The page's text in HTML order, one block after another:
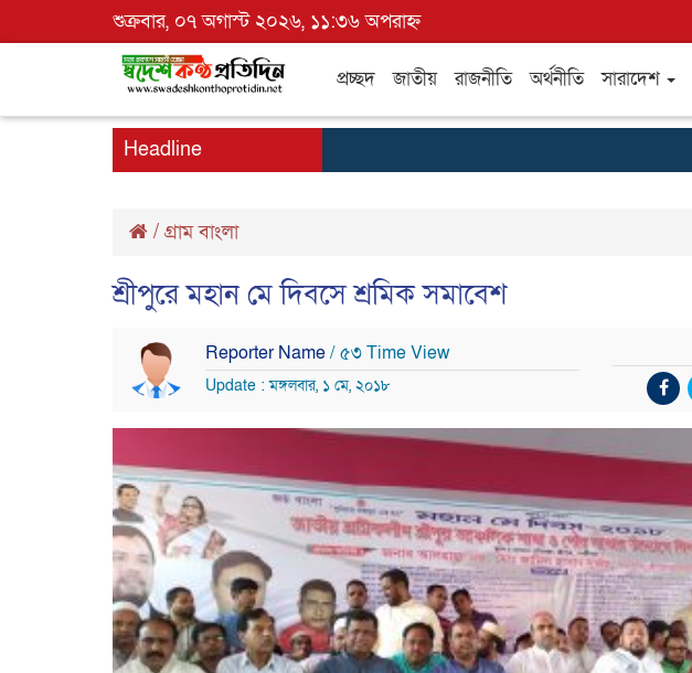
শুক্রবার, ০৭ অগাস্ট ২০২৬, ১১:৩৬ অপরাহ্ন
প্রচ্ছদ জাতীয় রাজনীতি অর্থনীতি সারাদেশ
Headline
/ গ্রাম বাংলা
শ্রীপুরে মহান মে দিবসে শ্রমিক সমাবেশ
Reporter Name/ ৫৩ Time View
Update : মঙ্গলবার, ১ মে, ২০১৮